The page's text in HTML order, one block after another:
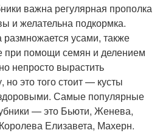
важна регулярная прополка
и желательна подкормка.
размножается усами, также
при помощи семян и делением
непросто вырастить
но это того стоит — кусты
Самые популярные
— это Бьюти, Женева,
Елизавета, Махерн.